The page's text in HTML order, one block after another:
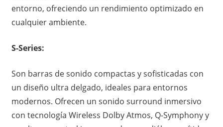
entorno, ofreciendo un rendimiento optimizado en
cualquier ambiente.
S-Series:
Son barras de sonido compactas y sofisticadas con
un diseño ultra delgado, ideales para entornos
modernos. Ofrecen un sonido surround inmersivo
con tecnología Wireless Dolby Atmos, Q-Symphony y